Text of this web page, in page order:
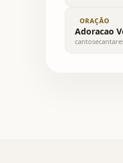
ORAÇÃO
Adoracao